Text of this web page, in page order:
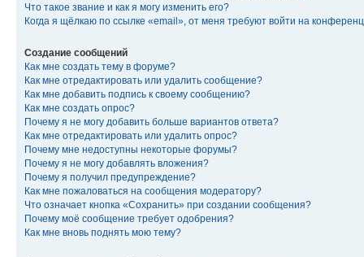
Что такое звание и как я могу изменить его?
Когда я щёлкаю по ссылке «email», от меня требуют войти на
Создание сообщений
Как мне создать тему в форуме?
Как мне отредактировать или удалить сообщение?
Как мне добавить подпись к своему сообщению?
Как мне создать опрос?
Почему я не могу добавить больше вариантов ответа?
Как мне отредактировать или удалить опрос?
Почему мне недоступны некоторые форумы?
Почему я не могу добавлять вложения?
Почему я получил предупреждение?
Как мне пожаловаться на сообщения модератору?
Что означает кнопка «Сохранить» при создании сообщения?
Почему моё сообщение требует одобрения?
Как мне вновь поднять мою тему?